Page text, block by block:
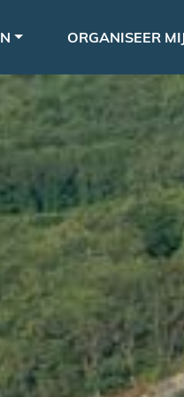
ORGANISEER